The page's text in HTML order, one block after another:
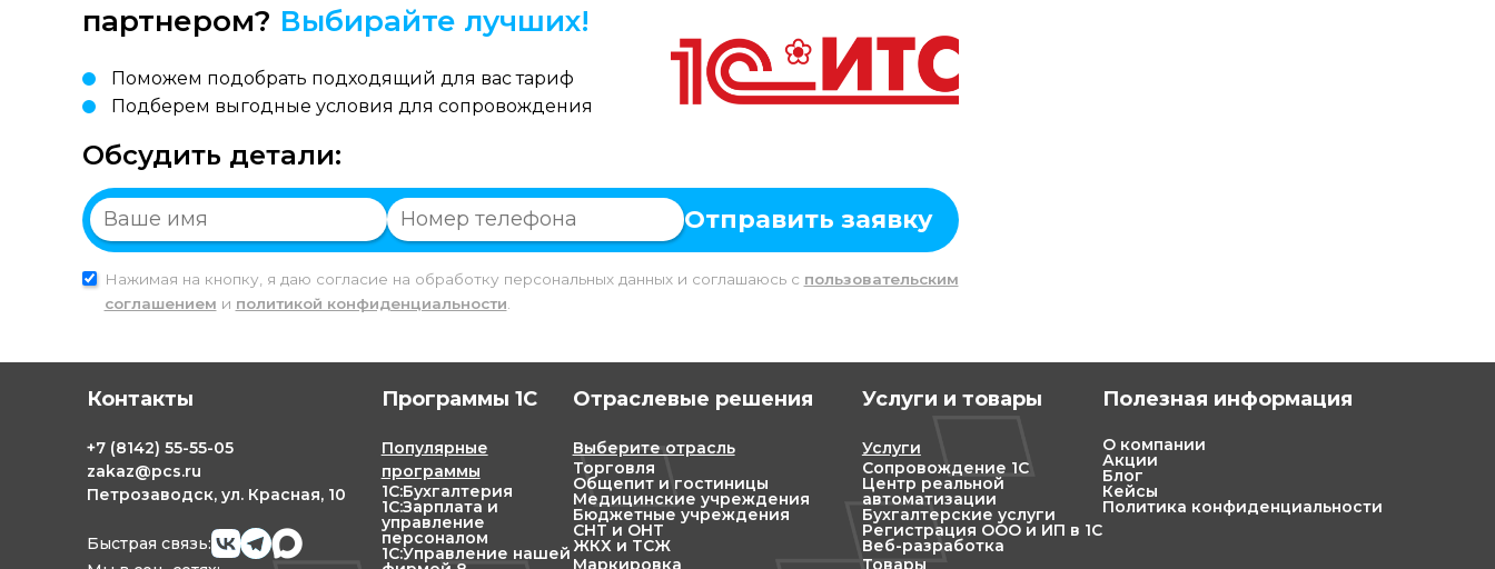
партнером? Выбирайте лучших!
Поможем подобрать подходящий для вас тариф
Подберем выгодные условия для сопровождения
Обсудить детали:
Отправить заявку
Нажимая на кнопку, я даю согласие на обработку персональных данных и соглашаюсь c пользовательским
соглашением и политикой конфиденциальности
Контакты
+7 (8142) 55-55-05
zakaz@pcs.ru
Петрозаводск, ул. Красная, 10
Быстрая связь:
Программы 1С
Популярные
программы
1С:Бухгалтерия
1С:Зарплата и
управление
персоналом
1С:Управление нашей
Отраслевые решения
Выберите отрасль
Торговля
Общепит и гостиницы
Медицинские учреждения
Бюджетные учреждения
СНТ и ОНТ
ЖКХ и ТСЖ
Маркировка
Услуги и товары
Услуги
Сопровождение 1С
Центр реальной
автоматизации
Бухгалтерские услуги
Регистрация ООО и ИП в 1С
Веб-разработка
Товары
Полезная информация
О компании
Акции
Блог
Кейсы
Политика конфиденциальности